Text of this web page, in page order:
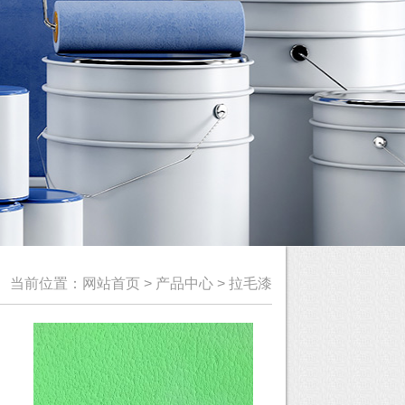
当前位置： 网站首页 > 产品中心 > 拉毛漆